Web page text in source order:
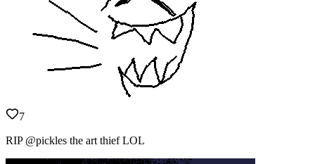
7
RIP @pickles the art thief LOL